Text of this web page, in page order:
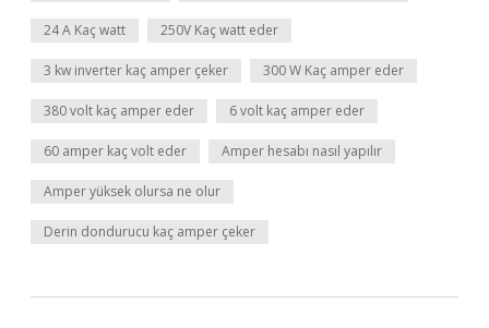
24 A Kaç watt 250V Kaç watt eder
3 kw inverter kaç amper çeker 300 W Kaç amper eder
380 volt kaç amper eder 6 volt kaç amper eder
60 amper kaç volt eder Amper hesabı nasıl yapılır
Amper yüksek olursa ne olur
Derin dondurucu kaç amper çeker